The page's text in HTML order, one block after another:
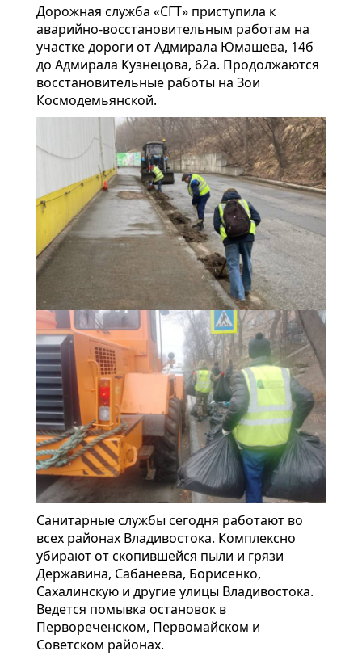
Дорожная служба «СГТ» приступила к
аварийно-восстановительным работам на
участке дороги от Адмирала Юмашева, 14б
до Адмирала Кузнецова, 62а. Продолжаются
восстановительные работы на Зои
Космодемьянской.
Санитарные службы сегодня работают во
всех районах Владивостока. Комплексно
убирают от скопившейся пыли и грязи
Державина, Сабанеева, Борисенко,
Сахалинскую и другие улицы Владивостока.
Ведется помывка остановок в
Первореченском, Первомайском и
Советском районах.